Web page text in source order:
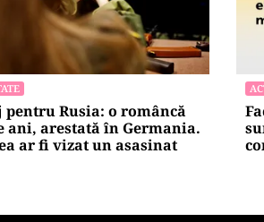
pentru Rusia: o româncă
ani, arestată în Germania.
ar fi vizat un asasinat